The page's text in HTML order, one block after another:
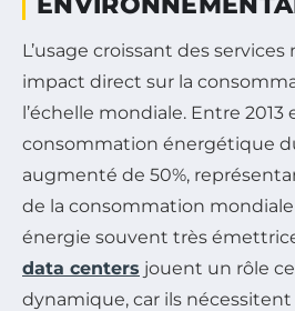
L’usage croissant des
impact direct sur la
l’échelle mondiale. Entre 2013
consommation énergétique
augmenté de 50%,
de la consommation mondiale
énergie souvent très
data centers jouent un rôle
dynamique, car ils